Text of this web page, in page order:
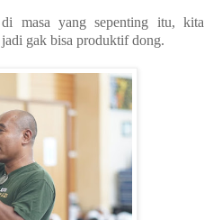
masa yang sepenting itu, kita
gak bisa produktif dong.